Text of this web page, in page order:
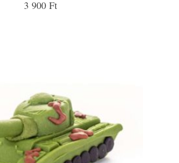
3 900 Ft